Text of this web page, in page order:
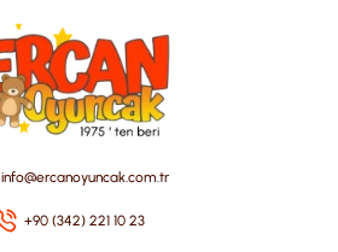
info@ercanoyuncak.com.tr
+90 (342) 221 10 23